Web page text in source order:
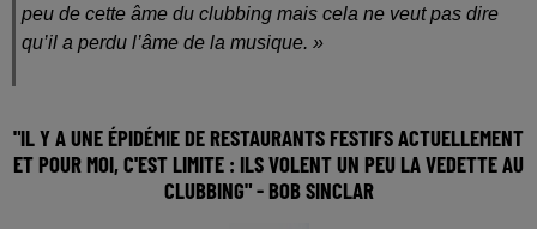
peu de cette âme du clubbing mais cela ne veut pas dire
qu’il a perdu l’âme de la musique. »
"IL Y A UNE ÉPIDÉMIE DE RESTAURANTS FESTIFS ACTUELLEMENT
ET POUR MOI, C'EST LIMITE : ILS VOLENT UN PEU LA VEDETTE AU
CLUBBING" - BOB SINCLAR